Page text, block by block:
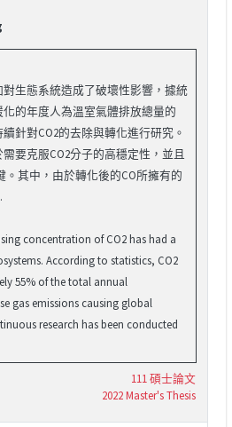
對生態系統造成了破壞性影響，據統
的年度人為溫室氣體排放總量的
針對CO2的去除與轉化進行研究。
要克服CO2分子的高穩定性，並且
其中，由於轉化後的CO所擁有的
concentration of CO2 has had a
According to statistics, CO2
55% of the total annual
gas emissions causing global
research has been conducted
111 碩士論文
2022 Master's Thesis